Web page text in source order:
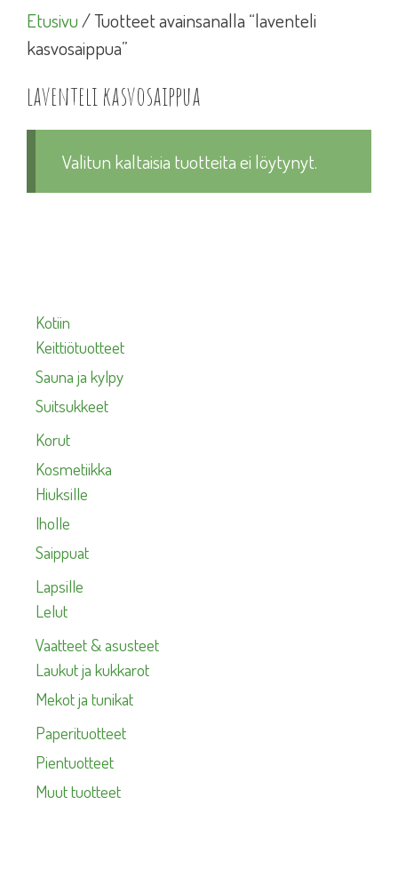
Etusivu/ Tuotteet avainsanalla “laventeli
kasvosaippua”
laventeli kasvosaippua
Valitun kaltaisia tuotteita ei löytynyt.
Kotiin
Keittiötuotteet
Sauna ja kylpy
Suitsukkeet
Korut
Kosmetiikka
Hiuksille
Iholle
Saippuat
Lapsille
Lelut
Vaatteet & asusteet
Laukut ja kukkarot
Mekot ja tunikat
Paperituotteet
Pientuotteet
Muut tuotteet